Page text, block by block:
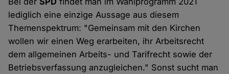
lediglich eine einzige Aussage aus diesem
Themenspektrum: "Gemeinsam mit den Kirchen
wollen wir einen Weg erarbeiten, ihr Arbeitsrecht
dem allgemeinen Arbeits- und Tarifrecht sowie der
Betriebsverfassung anzugleichen." Sonst sucht man